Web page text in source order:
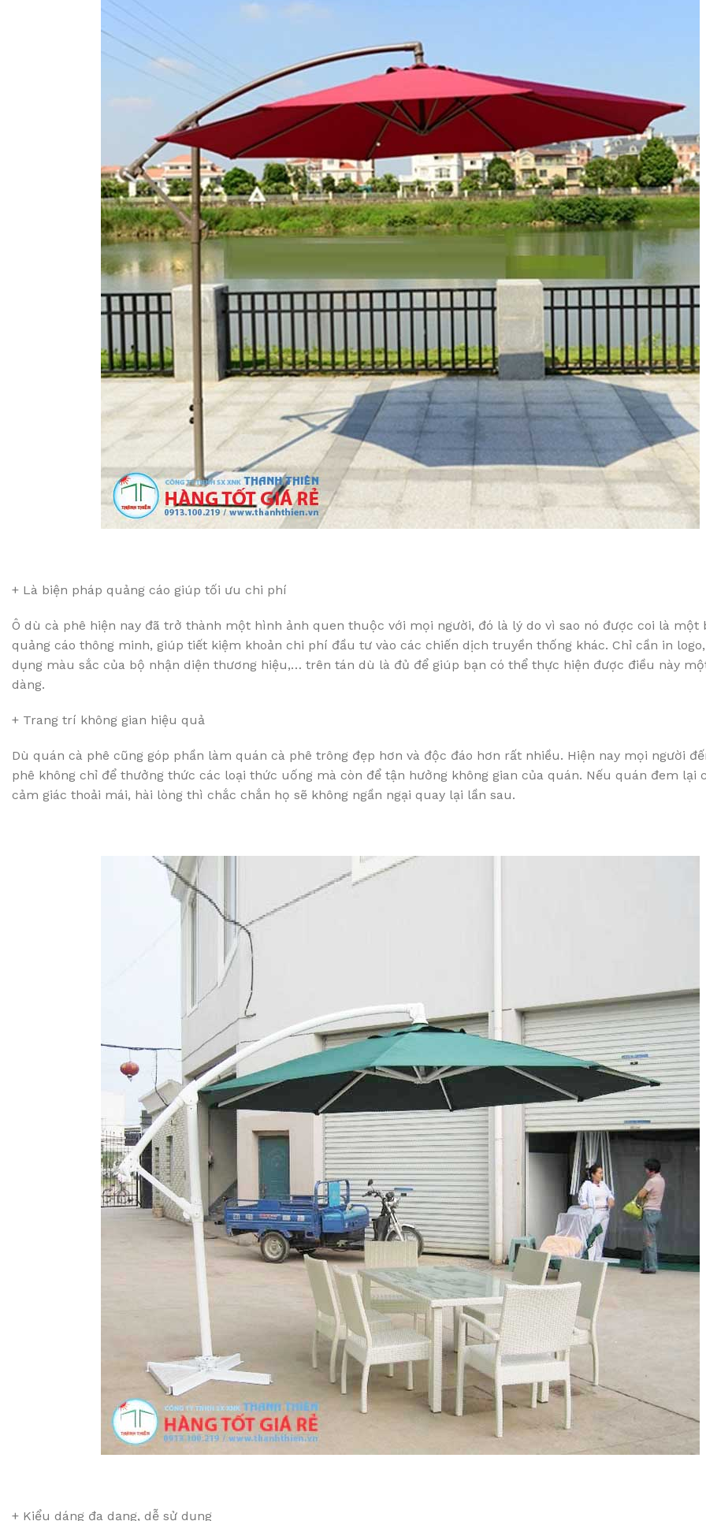
+ Là biện pháp quảng cáo giúp tối ưu chi phí
Ô dù cà phê hiện nay đã trở thành một hình ảnh quen thuộc với mọi người, đó là lý do vì sao nó được coi là một
quảng cáo thông minh, giúp tiết kiệm khoản chi phí đầu tư vào các chiến dịch truyền thống khác. Chỉ cần in
dụng màu sắc của bộ nhận diện thương hiệu,… trên tán dù là đủ để giúp bạn có thể thực hiện được điều này
dàng.
+ Trang trí không gian hiệu quả
Dù quán cà phê cũng góp phần làm quán cà phê trông đẹp hơn và độc đáo hơn rất nhiều. Hiện nay mọi người
phê không chỉ để thưởng thức các loại thức uống mà còn để tận hưởng không gian của quán. Nếu quán đem lại
cảm giác thoải mái, hài lòng thì chắc chắn họ sẽ không ngần ngại quay lại lần sau.
+ Kiểu dáng đa dạng, dễ sử dụng